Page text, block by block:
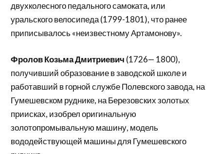
двухколесного педального самоката, или
уральского велосипеда (1799-1801), что ранее
приписывалось «неизвестному Артамонову».
Фролов Козьма Дмитриевич (1726— 1800),
получивший образование в заводской школе и
работавший в горной службе Полевского завода, на
Гумешевском руднике, на Березовских золотых
приисках, изобрел оригинальную
золотопромывальную машину, модель
вододействующей машины для Гумешевского